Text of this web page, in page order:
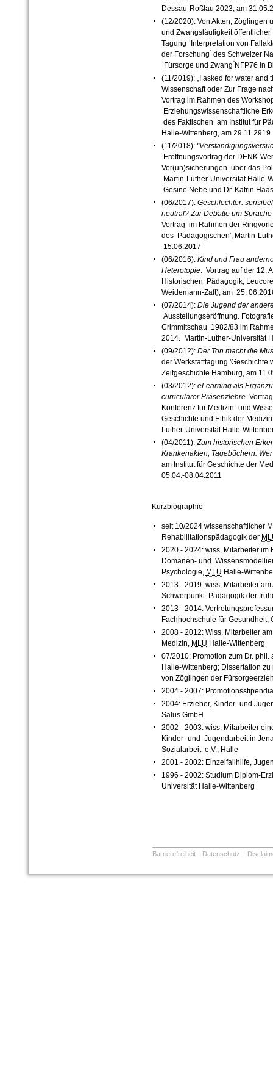
Dessau-Roßlau 2023, am
(12/2020): Von Akten, Zöglingen
und Zwangsläufigkeit
Tagung `Interpretation von
der Forschung ́ des Schweizer
`Fürsorge und Zwang ́NFP76 in
(11/2019): „I asked for water
Wissenschaft oder Zur Frage
Vortrag im Rahmen des
Erziehungswissenschaftliche
des Faktischen ́ am Institut für
Halle-Wittenberg, am 29.11.2919
(11/2018):
Eröffnungsvortrag der DENK-
Ver(un)sicherungen über das
Martin-Luther-Universität Halle-
Gesine Nebe und Dr. Katrin
(06/2017): Geschlechter:
neutral? Zur Debatte um
Vortrag im Rahmen der
des Pädagogischen', Martin-
15.06.2017
(06/2016): Kind und Frau
Heterotopie. Vortrag auf der 12.
Historischen Pädagogik,
Weidemann-Zaft), am 25.
(07/2014): Die Jugend der
Ausstellungseröffnung.
Crimmitschau 1982/83 im
2014. Martin-Luther-Universität
(09/2012): Der Ton macht die
der Werkstatttagung 'Geschichte
Zeitgeschichte Hamburg, am
(03/2012): eLearning als
curricularer Präsenzlehre.
Konferenz für Medizin- und
Geschichte und Ethik der
Luther-Universität Halle-
(04/2011):Zum historischen
Krankenakten, Tagebüchern:
am Institut für Geschichte der
05.04.-08.04.2011
Kurzbiographie
seit 10/2024 wissenschaftlicher
Rehabilitationspädagogik der
2020 - 2024: wiss. Mitarbeiter im
Domänen- und
Psychologie, MLU Halle-
2013 - 2019: wiss. Mitarbeiter
Schwerpunkt Pädagogik der
2013 - 2014:
Fachhochschule für Gesundheit,
2008 - 2012: Wiss. Mitarbeiter
Medizin, MLU Halle-Wittenberg
07/2010: Promotion zum Dr.
Halle-Wittenberg; Dissertation
von Zöglingen der
2004 - 2007:
2004: Erzieher, Kinder- und
Salus GmbH
2002 - 2003: wiss. Mitarbeiter
Kinder- und Jugendarbeit in
Sozialarbeit e.V., Halle
2001 - 2002: Einzelfallhilfe,
1996 - 2002: Studium Diplom-
Universität Halle-Wittenberg
Barrierefreiheit Datenschutz